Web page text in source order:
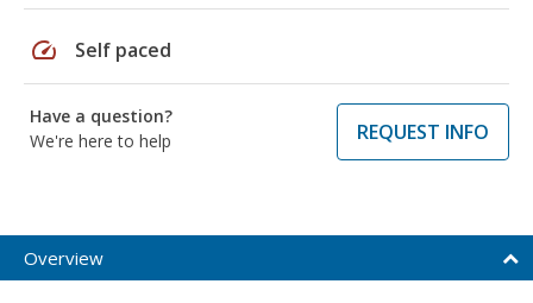
speed Self paced
Have a question?
We're here to help
REQUEST INFO
Overview